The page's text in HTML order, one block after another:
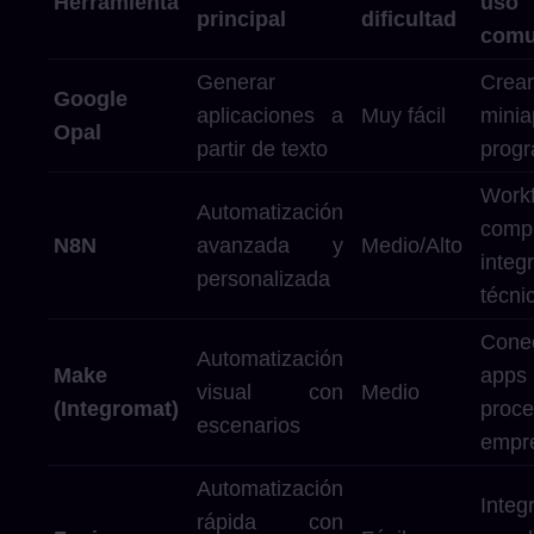
principal
dificultad
Google
Opal
Generar
aplicaciones a
partir de texto
Muy fácil
Crear
N8N
Automatización
avanzada y
personalizada
Medio/Alto
Make
(Integromat)
Automatización
visual con
escenarios
Medio
Automatización
rápida con